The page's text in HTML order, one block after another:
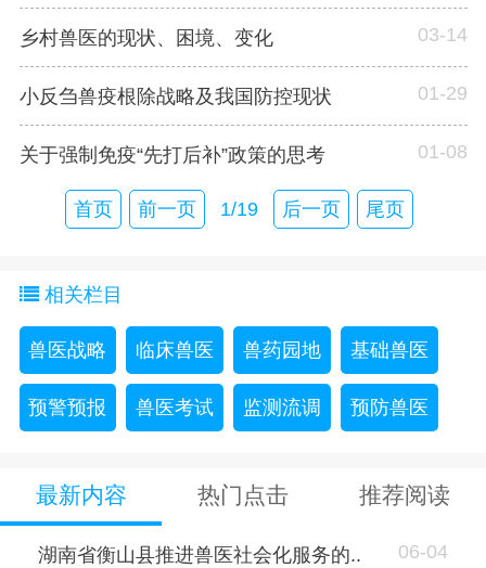
乡村兽医的现状、困境、变化 03-14
小反刍兽疫根除战略及我国防控现状 01-29
关于强制免疫“先打后补”政策的思考 01-08
首页 前一页 1/19 后一页 尾页
相关栏目
兽医战略 临床兽医 兽药园地 基础兽医
预警预报 兽医考试 监测流调 预防兽医
最新内容 热门点击 推荐阅读
湖南省衡山县推进兽医社会化服务的.. 06-04